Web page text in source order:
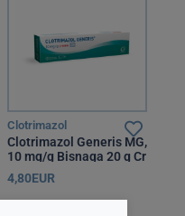
Clotrimazol
Clotrimazol Generis MG,
10 mg/g Bisnaga 20 g Cr
4,80EUR